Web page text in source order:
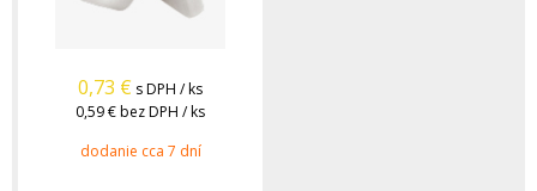
0,73 € s DPH / ks
0,59 €bez DPH / ks
dodanie cca 7 dní